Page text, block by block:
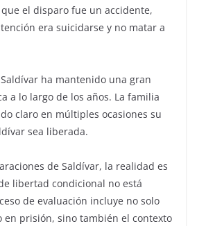
el disparo fue un accidente,
era suicidarse y no matar a
ha mantenido una gran
a lo largo de los años. La familia
claro en múltiples ocasiones su
sea liberada.
de Saldívar, la realidad es
libertad condicional no está
de evaluación incluye no solo
en prisión, sino también el contexto